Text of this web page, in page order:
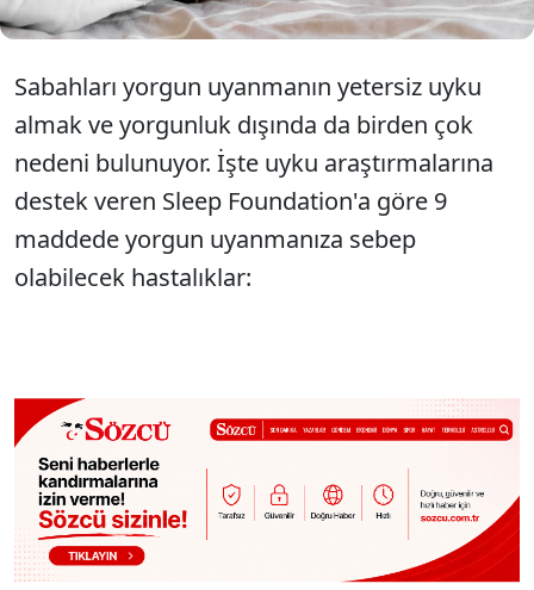
Sabahları yorgun uyanmanın yetersiz uyku
almak ve yorgunluk dışında da birden çok
nedeni bulunuyor. İşte uyku araştırmalarına
destek veren Sleep Foundation'a göre 9
maddede yorgun uyanmanıza sebep
olabilecek hastalıklar: